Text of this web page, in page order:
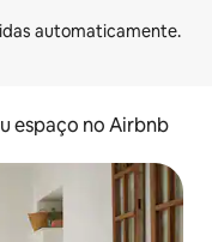
espaço no Airbnb